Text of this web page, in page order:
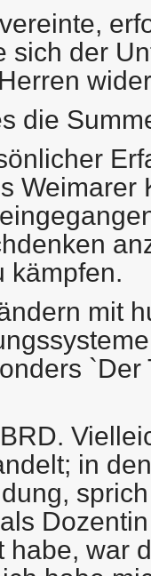
sich der
die
Weimarer
kämpfen.
mit
in
habe, war